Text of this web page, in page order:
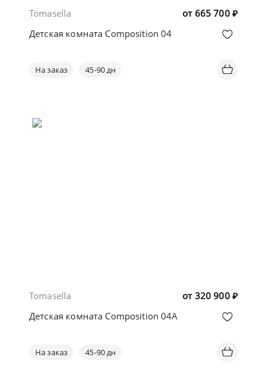
от 665 700 ₽
Tomasella
Детская комната Composition 04
На заказ 45-90 дн
от 320 900 ₽
Tomasella
Детская комната Composition 04A
На заказ 45-90 дн